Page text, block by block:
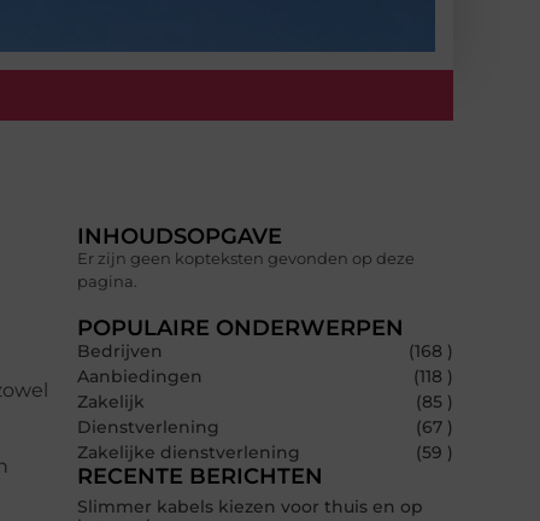
INHOUDSOPGAVE
Er zijn geen kopteksten gevonden op deze
pagina.
POPULAIRE ONDERWERPEN
Bedrijven
(168 )
Aanbiedingen
(118 )
Zakelijk
(85 )
Dienstverlening
(67 )
Zakelijke dienstverlening
(59 )
RECENTE BERICHTEN
Slimmer kabels kiezen voor thuis en op